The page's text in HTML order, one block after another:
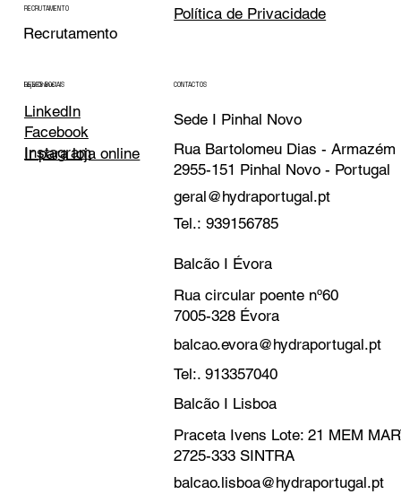
RECRUTAMENTO
Recrutamento
Política de Privacidade
REDES SOCIAIS
LinkedIn
Facebook
Instagram
Loja Online
Ir para loja online
CONTACTOS
Sede I Pinhal Novo
Rua Bartolomeu Dias - Armazém
2955-151 Pinhal Novo - Portugal
geral@hydraportugal.pt
Tel.: 939156785
Balcão I Évora
Rua circular poente nº60
7005-328 Évora
balcao.evora@hydraportugal.pt
Tel:. 913357040
Balcão I Lisboa
Praceta Ivens Lote: 21 MEM
2725-333 SINTRA
balcao.lisboa@hydraportugal.pt